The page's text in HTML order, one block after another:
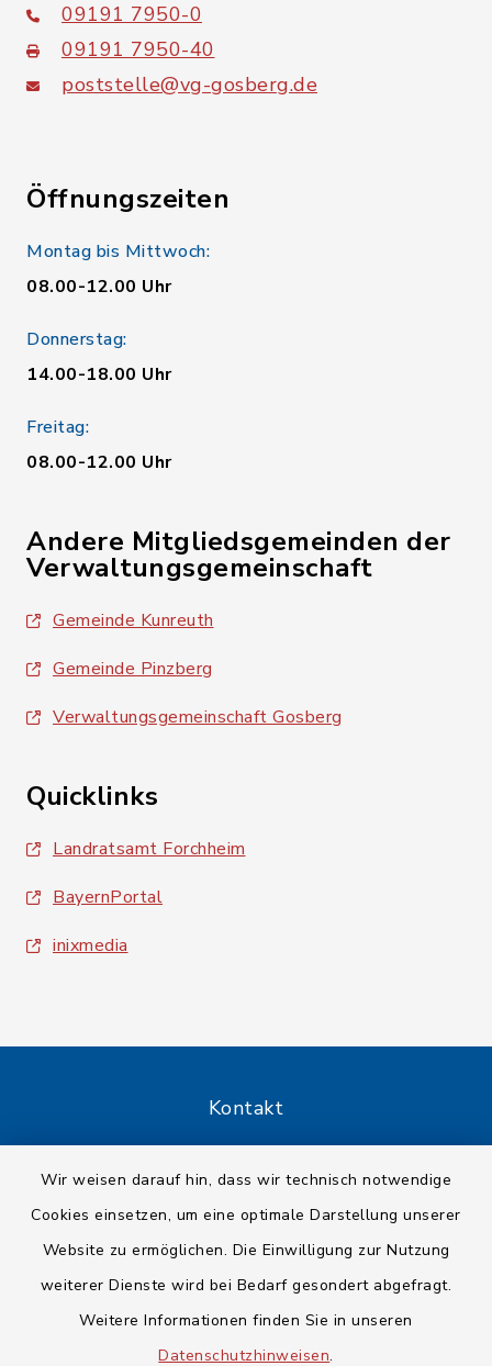
Wir weisen darauf hin, dass wir technisch notwendige
Cookies einsetzen, um eine optimale Darstellung unserer
Website zu ermöglichen. Die Einwilligung zur Nutzung
weiterer Dienste wird bei Bedarf gesondert abgefragt.
Weitere Informationen finden Sie in unseren
Datenschutzhinweisen.
09191 7950-0
09191 7950-40
poststelle@vg-gosberg.de
Öffnungszeiten
Montag bis Mittwoch:
08.00-12.00 Uhr
Donnerstag:
14.00-18.00 Uhr
Freitag:
08.00-12.00 Uhr
Andere Mitgliedsgemeinden der
Verwaltungsgemeinschaft
Gemeinde Kunreuth
Gemeinde Pinzberg
Verwaltungsgemeinschaft Gosberg
Quicklinks
Landratsamt Forchheim
BayernPortal
inixmedia
Kontakt
Datenschutz
Impressum